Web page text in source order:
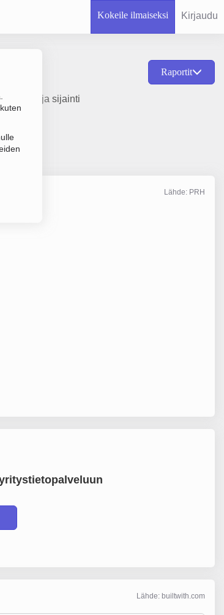
Kokeile ilmaiseksi Kirjaudu
Raportit
1978 ja sijainti
Lähde: PRH
Lähde: builtwith.com